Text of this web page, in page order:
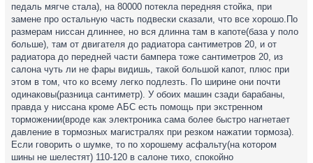
педаль мягче стала), на 80000 потекла передняя стойка, при
замене про остальную часть подвески сказали, что все хорошо.По
размерам ниссан длиннее, но вся длинна там в капоте(база у поло
больше), там от двигателя до радиатора сантиметров 20, и от
радиатора до передней части бампера тоже сантиметров 20, из
салона чуть ли не фары видишь, такой большой капот, плюс при
этом в том, что ко всему легко подлезть. По ширине они почти
одинаковы(разница сантиметр). У обоих машин сзади барабаны,
правда у ниссана кроме АБС есть помощь при экстренном
торможении(вроде как электроника сама более быстро нагнетает
давление в тормозных магистралях при резком нажатии тормоза).
Если говорить о шумке, то по хорошему асфальту(на котором
шины не шелестят) 110-120 в салоне тихо, спокойно